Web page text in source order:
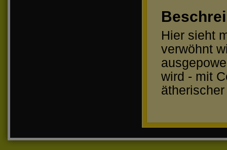
Hier sieht
verwöhnt
wird - mit